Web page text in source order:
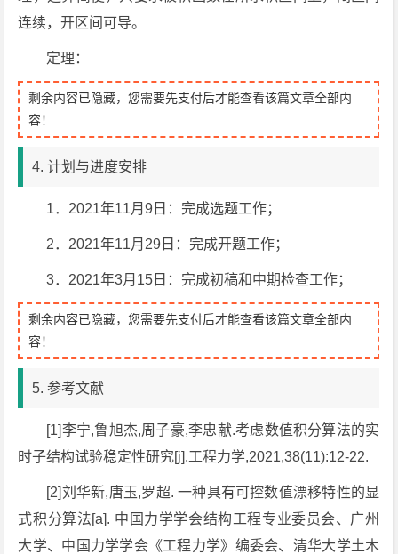
连续，开区间可导。
定理：
剩余内容已隐藏，您需要先支付后才能查看该篇文章全部内
容！
4. 计划与进度安排
1．2021年11月9日：完成选题工作；
2．2021年11月29日：完成开题工作；
3．2021年3月15日：完成初稿和中期检查工作；
剩余内容已隐藏，您需要先支付后才能查看该篇文章全部内
容！
5. 参考文献
[1]李宁,鲁旭杰,周子豪,李忠献.考虑数值积分算法的实
时子结构试验稳定性研究[j].工程力学,2021,38(11):12-22.
[2]刘华新,唐玉,罗超. 一种具有可控数值漂移特性的显
式积分算法[a]. 中国力学学会结构工程专业委员会、广州
大学、中国力学学会《工程力学》编委会、清华大学土木